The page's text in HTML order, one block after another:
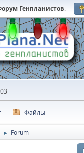
Генпланистов.
Файлы
► Forum